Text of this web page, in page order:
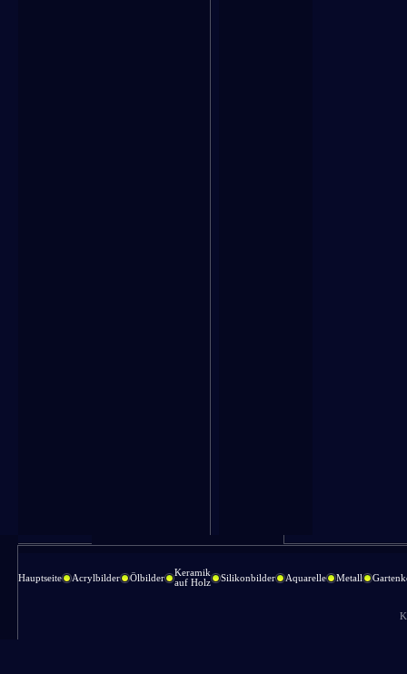
Hauptseite Acrylbilder Ölbilder
Keramik
auf Holz
Silikonbilder Aquarelle Metall